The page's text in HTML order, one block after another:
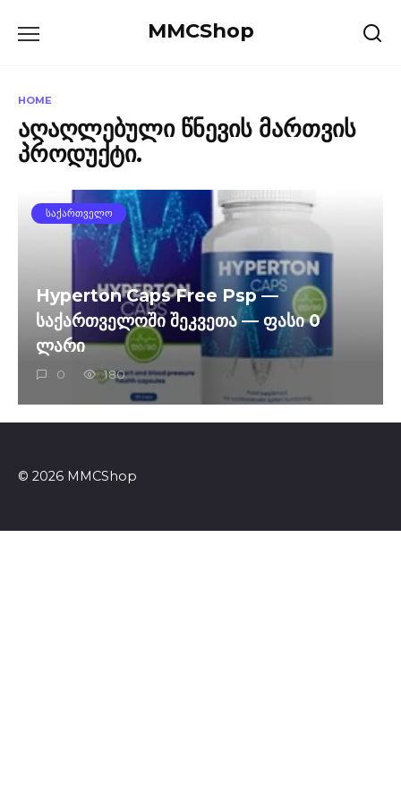
MMCShop
HOME
აღაღლებული წნევის მართვის
პროდუქტი.
ᲡᲐᲥᲐᲠᲗᲕᲔᲚᲝ
Hyperton Caps Free Psp —
საქართველოში შეკვეთა — ფასი 0
ლარი
0 180
© 2026 MMCShop